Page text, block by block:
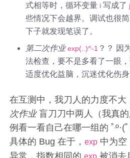
式相等时，循环变量 i 写成了 j
些情况下会越界。调试也很
下子就发现笔误了。
第二次作业 exp(..)^-1 ？？ 因
法检查，要不是多看了一眼
适度优化益脑，沉迷优化伤身
在互测中，我刀人的力度不大
次作业盲刀刀中两人（我真
例看一看自己在哪一组的 ˚‧º·(˚
具体的 Bug 在于，exp 中为空
异常，指数相同的exp 被消去